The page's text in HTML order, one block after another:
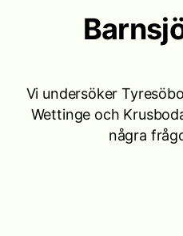
Vi undersöker
Wettinge och
några